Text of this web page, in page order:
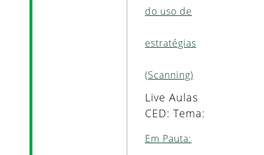
do uso de
estratégias
(Scanning)
Live Aulas
CED: Tema:
Em Pauta: